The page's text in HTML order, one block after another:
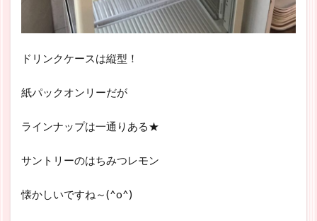
ドリンクケースは縦型！
紙パックオンリーだが
ラインナップは一通りある★
サントリーのはちみつレモン
懐かしいですね～(^o^)